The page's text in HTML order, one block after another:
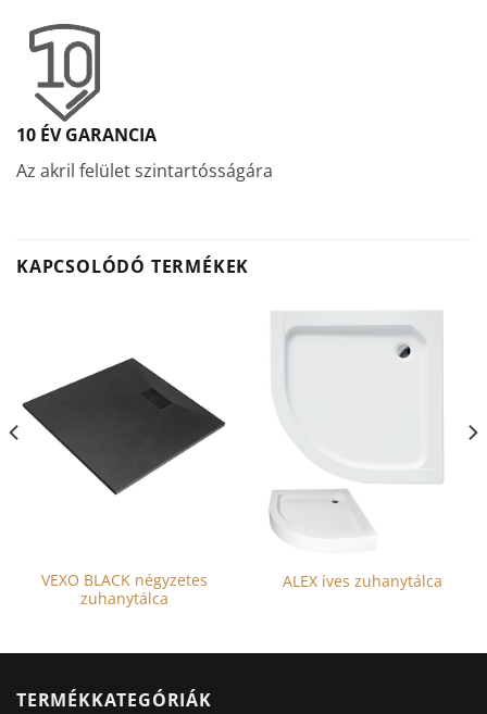
10 ÉV GARANCIA
Az akril felület szintartósságára
KAPCSOLÓDÓ TERMÉKEK
VEXO BLACK négyzetes
zuhanytálca
ALEX íves zuhanytálca
TERMÉKKATEGÓRIÁK